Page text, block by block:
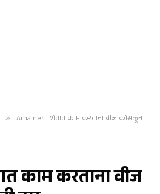
» Amalner : शेतात काम करताना वीज कोसळून शेतकरी ठार
काम करताना वीज